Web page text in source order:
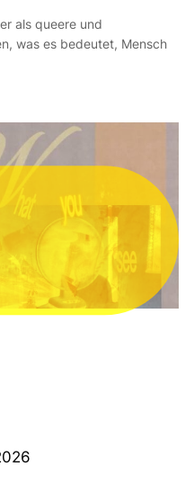
als queere und
was es bedeutet, Mensch